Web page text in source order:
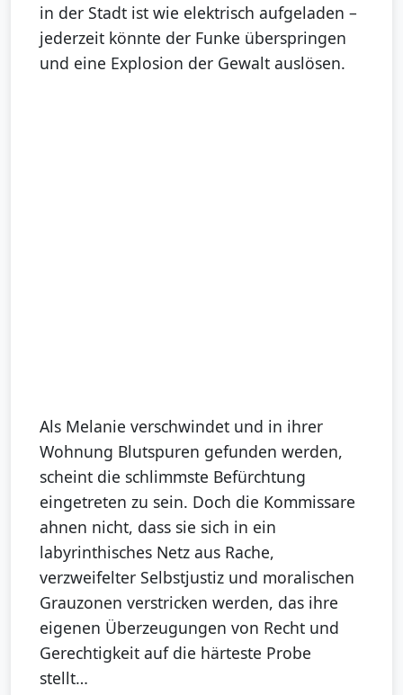
in der Stadt ist wie elektrisch aufgeladen –
jederzeit könnte der Funke überspringen
und eine Explosion der Gewalt auslösen.
Als Melanie verschwindet und in ihrer
Wohnung Blutspuren gefunden werden,
scheint die schlimmste Befürchtung
eingetreten zu sein. Doch die Kommissare
ahnen nicht, dass sie sich in ein
labyrinthisches Netz aus Rache,
verzweifelter Selbstjustiz und moralischen
Grauzonen verstricken werden, das ihre
eigenen Überzeugungen von Recht und
Gerechtigkeit auf die härteste Probe
stellt…